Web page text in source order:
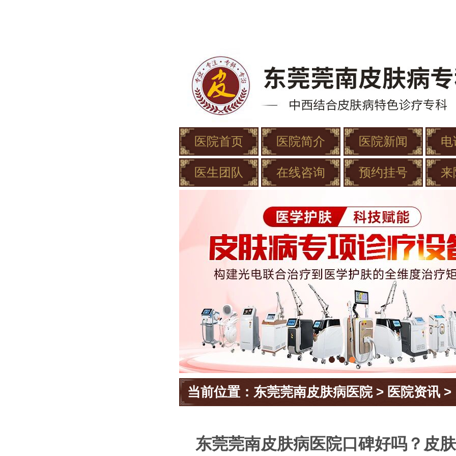
医院首页 医院简介 医院新闻 电
医生团队 在线咨询 预约挂号 来
当前位置： 东莞莞南皮肤病医院> 医院资讯 >
东莞莞南皮肤病医院口碑好吗？皮